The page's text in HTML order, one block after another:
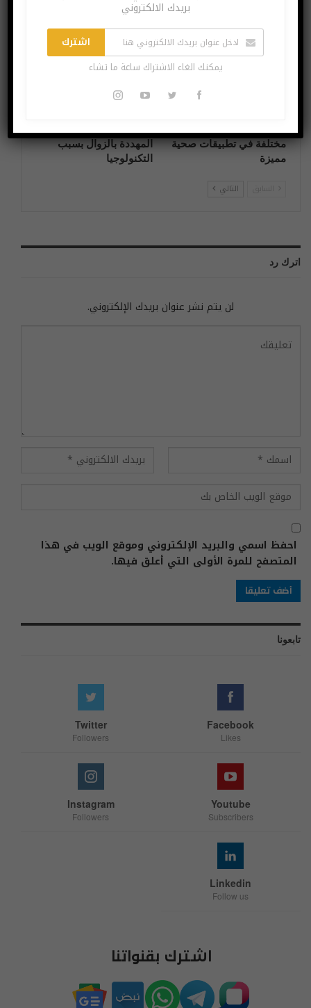
مختلفة في تطبيقات صحية
مميزة
المهددة بالزوال بسبب
التكنولوجيا
التالي
اترك رد
لن يتم نشر عنوان بريدك الإلكتروني.
احفظ اسمي والبريد الإلكتروني وموقع الويب في هذا
المتصفح للمرة الأولى التي أعلق فيها.
تابعونا
Facebook
Likes
Twitter
Followers
Youtube
Subscribers
Instagram
Followers
Linkedin
Follow us
اشترك بقنواتنا
بريدك الالكتروني
اشترك
يمكنك الغاء الاشتراك ساعة ما تشاء